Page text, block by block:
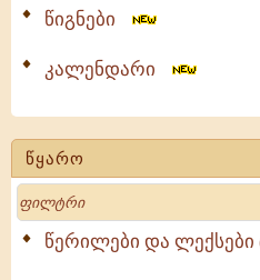
წიგნები
კალენდარი
წყარო
Search
წერილები და ლექსები